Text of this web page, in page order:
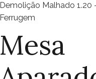
Demolição Malhado 1.20
Ferrugem
Mesa